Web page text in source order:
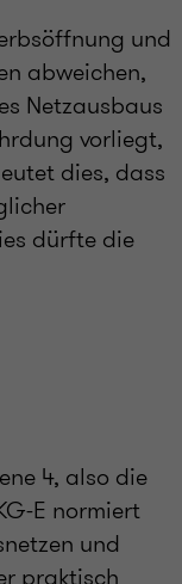
und
abweichen,
Netzausbaus
vorliegt,
dies, dass
dürfte die
4, also die
E normiert
und